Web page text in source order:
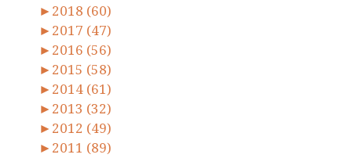
► 2018 (60)
► 2017 (47)
► 2016 (56)
► 2015 (58)
► 2014 (61)
► 2013 (32)
► 2012 (49)
► 2011 (89)